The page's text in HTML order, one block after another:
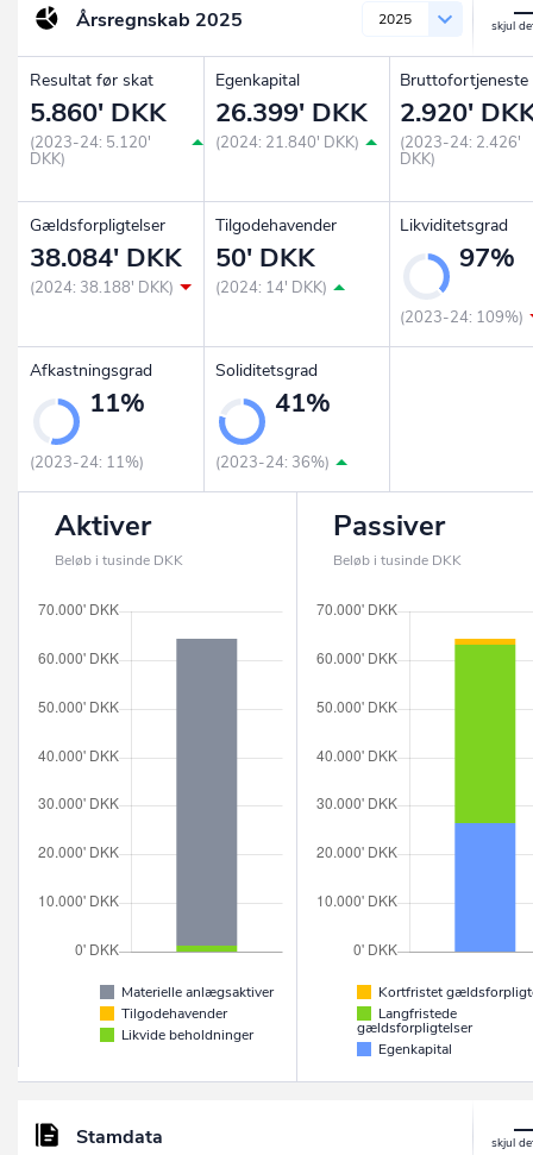
Årsregnskab 2025 2025
Resultat før skat
5.860' DKK
(2023-24: 5.120'
DKK)
Egenkapital
26.399' DKK
(2024: 21.840' DKK)
Bruttofortjeneste
2.920'
(2023-24: 2.426'
DKK)
Gældsforpligtelser
38.084' DKK
(2024: 38.188' DKK)
Tilgodehavender
50' DKK
(2024: 14' DKK)
Likviditetsgrad
97%
(2023-24: 109%)
Afkastningsgrad
11%
(2023-24: 11%)
Soliditetsgrad
41%
(2023-24: 36%)
Aktiver
Beløb i tusinde DKK
Materielle anlægsaktiver
Tilgodehavender
Likvide beholdninger
Passiver
Beløb i tusinde DKK
Kortfristet
Langfristede
gældsforpligtelser
Egenkapital
Stamdata